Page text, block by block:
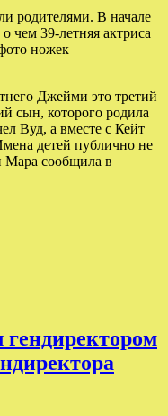
родителями. В начале
чем 39-летняя актриса
ножек
Джейми это третий
сын, которого родила
Вуд, а вместе с Кейт
детей публично не
Мара сообщила в
гендиректором